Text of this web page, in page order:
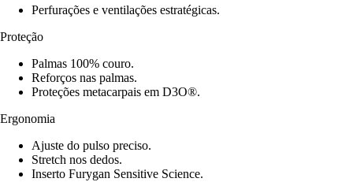
Perfurações e ventilações estratégicas.
Proteção
Palmas 100% couro.
Reforços nas palmas.
Proteções metacarpais em D3O®.
Ergonomia
Ajuste do pulso preciso.
Stretch nos dedos.
Inserto Furygan Sensitive Science.